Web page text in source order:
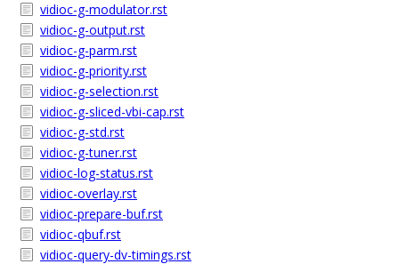
vidioc-g-modulator.rst
vidioc-g-output.rst
vidioc-g-parm.rst
vidioc-g-priority.rst
vidioc-g-selection.rst
vidioc-g-sliced-vbi-cap.rst
vidioc-g-std.rst
vidioc-g-tuner.rst
vidioc-log-status.rst
vidioc-overlay.rst
vidioc-prepare-buf.rst
vidioc-qbuf.rst
vidioc-query-dv-timings.rst